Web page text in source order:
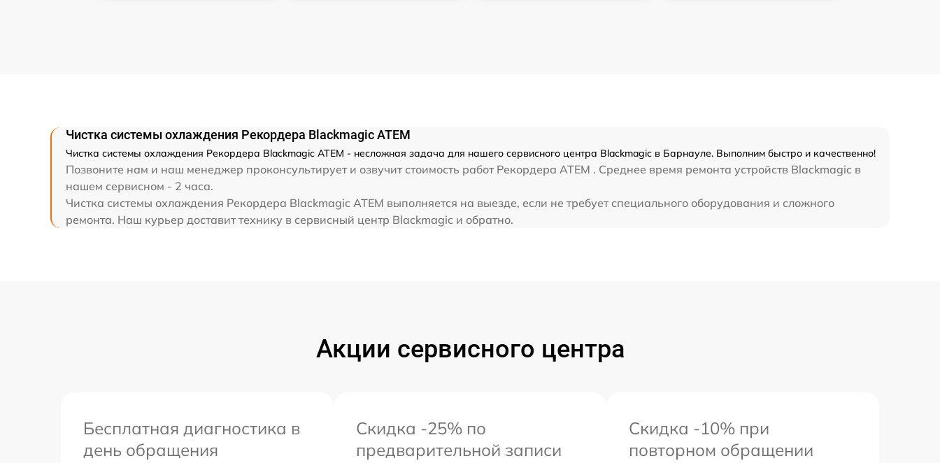
Чистка системы охлаждения Рекордера Blackmagic ATEM
Чистка системы охлаждения Рекордера Blackmagic ATEM - несложная задача для нашего сервисного центра Blackmagic в Барнауле. Выполним быстро и качественно!
Позвоните нам и наш менеджер проконсультирует и озвучит стоимость работ Рекордера ATEM . Среднее время ремонта устройств Blackmagic в
нашем сервисном - 2 часа.
Чистка системы охлаждения Рекордера Blackmagic ATEM выполняется на выезде, если не требует специального оборудования и сложного
ремонта. Наш курьер доставит технику в сервисный центр Blackmagic и обратно.
Акции сервисного центра
Бесплатная диагностика в
день обращения
Скидка -25% по
предварительной записи
Скидка -10% при
повторном обращении